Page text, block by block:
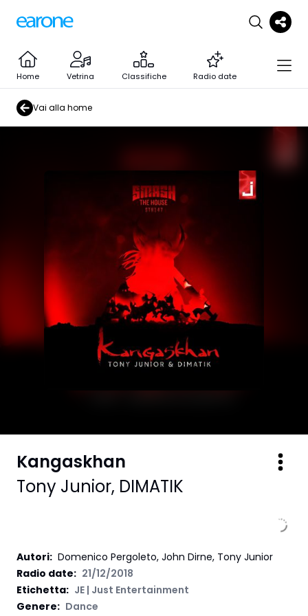
Home Vetrina Classifiche Radio date
Vai alla home
Kangaskhan
Tony Junior, DIMATIK
Autori: Domenico Pergoleto, John Dirne, Tony Junior
Radio date: 21/12/2018
Etichetta: JE | Just Entertainment
Genere: Dance